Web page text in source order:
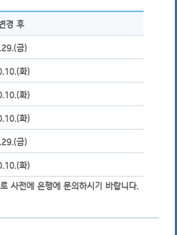
경 후
금)
화)
화)
화)
금)
화)
사전에 은행에 문의하시기 바랍니다.